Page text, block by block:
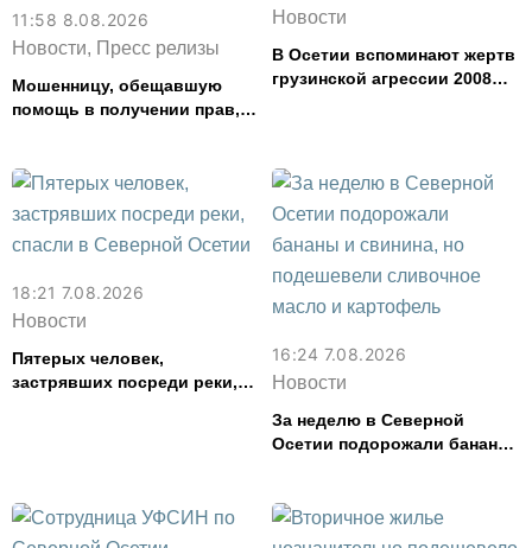
11:58 8.08.2026
Новости, Пресс релизы
Мошенницу, обещавшую
помощь в получении прав,
Новости
В Осетии вспоминают жертв
грузинской агрессии 2008
18:21 7.08.2026
Новости
Пятерых человек,
застрявших посреди реки,
16:24 7.08.2026
Новости
За неделю в Северной
Осетии подорожали бананы
картофель